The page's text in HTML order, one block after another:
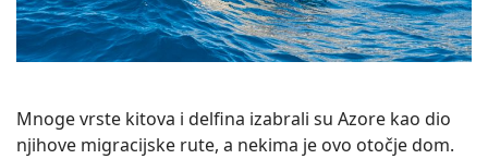
Mnoge vrste kitova i delfina izabrali su Azore kao dio
njihove migracijske rute, a nekima je ovo otočje dom.